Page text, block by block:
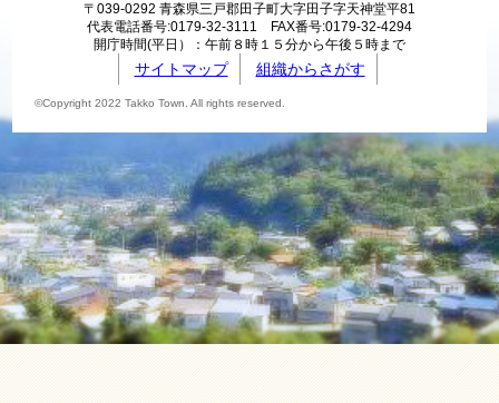
〒039-0292 青森県三戸郡田子町大字田子字天神堂平81
代表電話番号:0179-32-3111 FAX番号:0179-32-4294
開庁時間(平日）：午前８時１５分から午後５時まで
サイトマップ 組織からさがす
©Copyright 2022 Takko Town. All rights reserved.